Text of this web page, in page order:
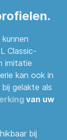
Classic-
imitatie
kan ook in
gelakte als
van uw
bij